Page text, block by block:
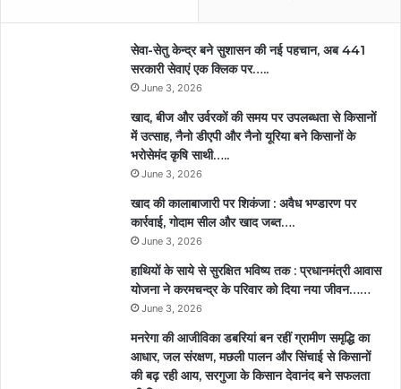
सेवा-सेतु केन्द्र बने सुशासन की नई पहचान, अब 441
सरकारी सेवाएं एक क्लिक पर…..
June 3, 2026
खाद, बीज और उर्वरकों की समय पर उपलब्धता से किसानों
में उत्साह, नैनो डीएपी और नैनो यूरिया बने किसानों के
भरोसेमंद कृषि साथी…..
June 3, 2026
खाद की कालाबाजारी पर शिकंजा : अवैध भण्डारण पर
कार्रवाई, गोदाम सील और खाद जब्त….
June 3, 2026
हाथियों के साये से सुरक्षित भविष्य तक : प्रधानमंत्री आवास
योजना ने करमचन्द्र के परिवार को दिया नया जीवन……
June 3, 2026
मनरेगा की आजीविका डबरियां बन रहीं ग्रामीण समृद्धि का
आधार, जल संरक्षण, मछली पालन और सिंचाई से किसानों
की बढ़ रही आय, सरगुजा के किसान देवानंद बने सफलता